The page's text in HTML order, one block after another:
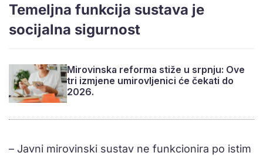
Temeljna funkcija sustava je
socijalna sigurnost
Mirovinska reforma stiže u srpnju: Ove
tri izmjene umirovljenici će čekati do
2026.
– Javni mirovinski sustav ne funkcionira po istim